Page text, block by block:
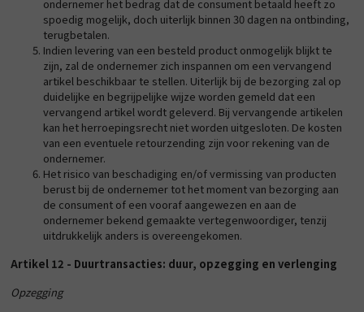
ondernemer het bedrag dat de consument betaald heeft zo
spoedig mogelijk, doch uiterlijk binnen 30 dagen na ontbinding,
terugbetalen.
Indien levering van een besteld product onmogelijk blijkt te
zijn, zal de ondernemer zich inspannen om een vervangend
artikel beschikbaar te stellen. Uiterlijk bij de bezorging zal op
duidelijke en begrijpelijke wijze worden gemeld dat een
vervangend artikel wordt geleverd. Bij vervangende artikelen
kan het herroepingsrecht niet worden uitgesloten. De kosten
van een eventuele retourzending zijn voor rekening van de
ondernemer.
Het risico van beschadiging en/of vermissing van producten
berust bij de ondernemer tot het moment van bezorging aan
de consument of een vooraf aangewezen en aan de
ondernemer bekend gemaakte vertegenwoordiger, tenzij
uitdrukkelijk anders is overeengekomen.
Artikel 12 - Duurtransacties: duur, opzegging en verlenging
Opzegging